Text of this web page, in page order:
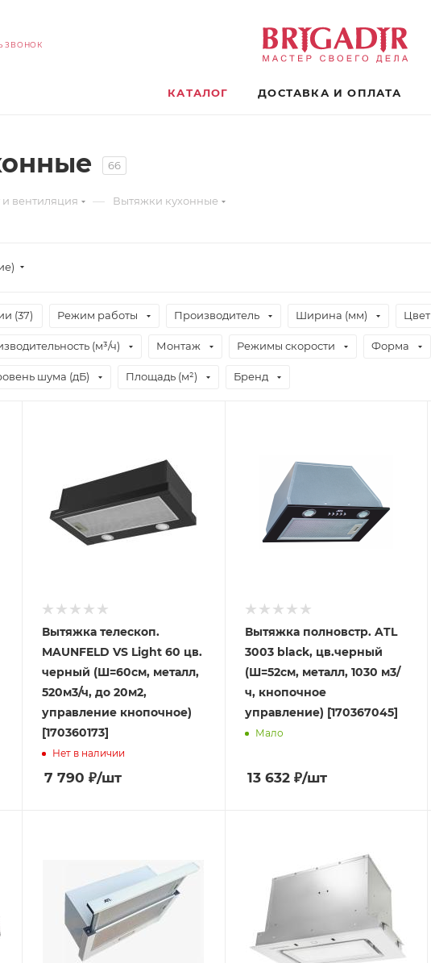
ЗВОНОК
КАТАЛОГ ДОСТАВКА И ОПЛАТА
66
вентиляция — Вытяжки кухонные
(37) Режим работы Производитель Ширина (мм) Цвет
(м³/ч) Монтаж Режимы скорости Форма
шума (дБ) Площадь (м²) Бренд
Вытяжка телескоп.
MAUNFELD VS Light 60 цв.
черный (Ш=60см, металл,
520м3/ч, до 20м2,
управление кнопочное)
[170360173]
Нет в наличии
7 790 ₽/шт
Вытяжка полновстр. ATL
3003 black, цв.черный
(Ш=52см, металл, 1030 м3/
ч, кнопочное
управление) [170367045]
Мало
13 632₽/шт